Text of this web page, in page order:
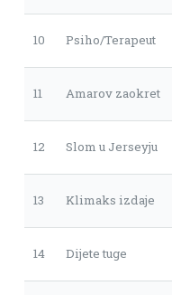
10 Psiho/Terapeut
11 Amarov zaokret
12 Slom u Jerseyju
13 Klimaks izdaje
14 Dijete tuge